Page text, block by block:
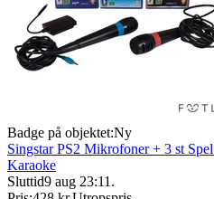
Badge på objektet:Ny
Singstar PS2 Mikrofoner + 3 st
Karaoke
Sluttid9 aug 23:11 .